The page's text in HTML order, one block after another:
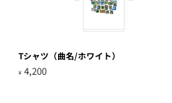
Tシャツ（曲名/ホワイト）
¥ 4,200